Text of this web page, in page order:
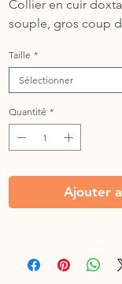
Collier en cuir
souple, gros coup
Taille *
Sélectionner
Quantité *
Ajouter